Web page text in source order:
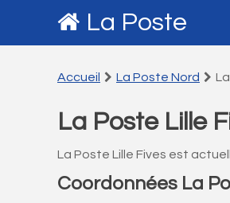
La Poste
Accueil La Poste Nord
La Poste Lille
La Poste Lille Fives est
Coordonnées La